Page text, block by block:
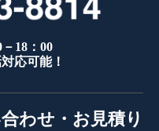
－18：00
応可能！
わせ・お見積り